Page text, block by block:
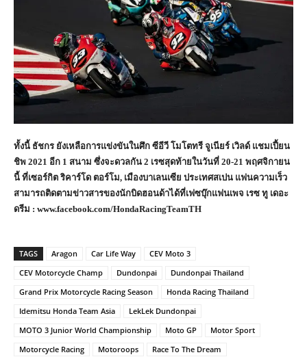
ทั้งนี้ ธัชกร ยังเหลือการแข่งขันในศึก ซีอีวี โมโตทรี จูเนียร์ เวิลด์ แชมเปี้ยน
ชิพ 2021 อีก 1 สนาม ซึ่งจะดวลกัน 2 เรซสุดท้ายในวันที่ 20-21 พฤศจิกายน
นี้ ที่เซอร์กิต ริคาร์โด ตอร์โม, เมืองบาเลนเซีย ประเทศสเปน แฟนความเร็ว
สามารถติดตามข่าวสารของนักบิดฮอนด้าได้ที่เฟซบุ๊กแฟนเพจ เรซ ทู เดอะ
ดรีม : www.facebook.com/HondaRacingTeamTH
TAGS Aragon Car Life Way
CEV Moto 3
CEV Motorcycle Champ
Dundonpai
Dundonpai Thailand
Grand Prix Motorcycle Racing Season
Honda Racing Thailand
Idemitsu Honda Team Asia
LekLek Dundonpai
MOTO 3 Junior World Championship
Moto GP
Motor Sport
Motorcycle Racing
Motoroops
Race To The Dream